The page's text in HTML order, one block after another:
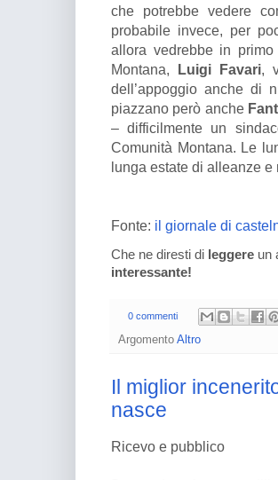
che potrebbe vedere
probabile invece, per
allora vedrebbe in
Montana, Luigi Favari,
dell’appoggio anche di
piazzano però anche
– difficilmente un
Comunità Montana. Le
lunga estate di alleanze e
Fonte: il giornale di
Che ne diresti di leggere un
interessante!
0 commenti
Argomento Altro
Il miglior
nasce
Ricevo e pubblico